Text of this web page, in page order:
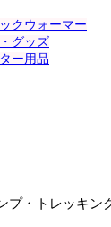
クウォーマー
グッズ
ー用品
プ・トレッキン